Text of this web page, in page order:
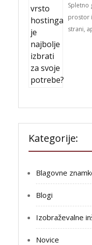
Spletno
prostor
strani,
Kategorije:
Blagovne
Blogi
Izobraževalne
Novice